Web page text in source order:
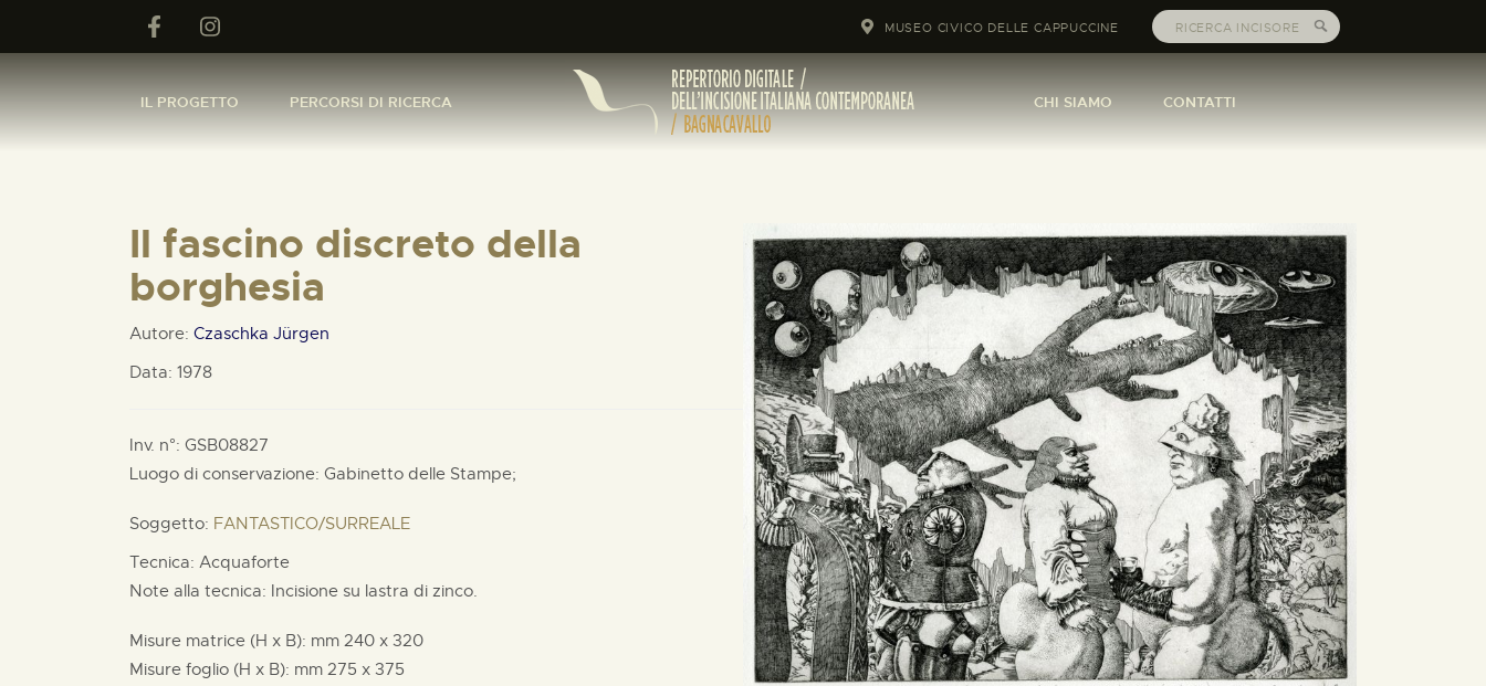
MUSEO CIVICO DELLE CAPPUCCINE
IL PROGETTO PERCORSI DI RICERCA CHI SIAMO CONTATTI
Il fascino discreto della
borghesia
Autore: Czaschka Jürgen
Data: 1978
Inv. n°: GSB08827
Luogo di conservazione: Gabinetto delle Stampe;
Soggetto: FANTASTICO/SURREALE
Tecnica: Acquaforte
Note alla tecnica: Incisione su lastra di zinco.
Misure matrice (H x B): mm 240 x 320
Misure foglio (H x B): mm 275 x 375